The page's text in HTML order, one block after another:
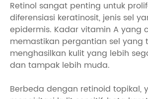
Retinol sangat penting untuk
diferensiasi keratinosit, jenis sel
epidermis. Kadar vitamin A yang
memastikan pergantian sel yang
menghasilkan kulit yang lebih
dan tampak lebih muda.
Berbeda dengan retinoid topikal,